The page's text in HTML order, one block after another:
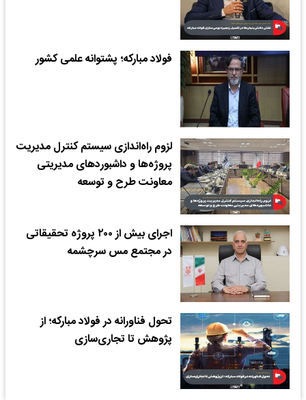
فولاد مبارکه؛ پشتوانه علمی کشور
لزوم راه‌اندازی سیستم کنترل مدیریت
پروژه‌ها و داشبوردهای مدیریتی
معاونت طرح و توسعه
اجرای بیش از ۲۰۰ پروژه تحقیقاتی
در مجتمع مس سرچشمه
تحول فناورانه در فولاد مبارکه؛ از
پژوهش تا تجاری‌سازی